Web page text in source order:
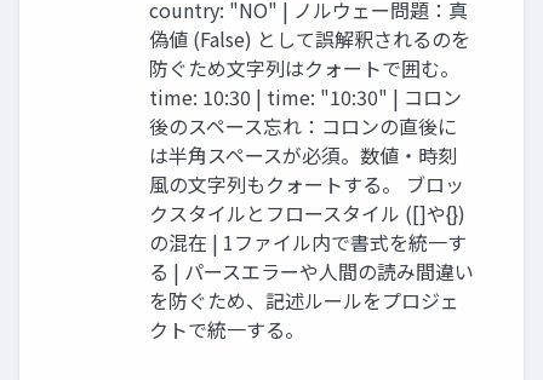
country: "NO" | ノルウェー問題：真
偽値 (False) として誤解釈されるのを
防ぐため文字列はクォートで囲む。
time: 10:30 | time: "10:30" | コロン
後のスペース忘れ：コロンの直後に
は半角スペースが必須。数値・時刻
風の文字列もクォートする。 ブロッ
クスタイルとフロースタイル ([]や{})
の混在 | 1ファイル内で書式を統一す
る | パースエラーや人間の読み間違い
を防ぐため、記述ルールをプロジェ
クトで統一する。